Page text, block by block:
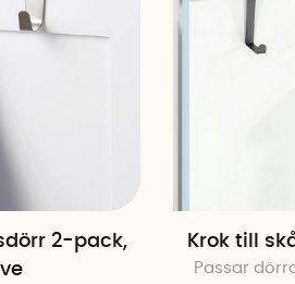
2-pack,
Krok till
Passar